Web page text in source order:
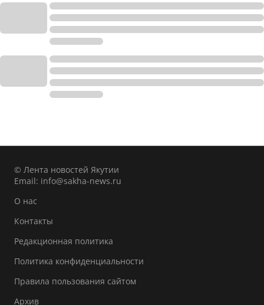
© Лента новостей Якутии
Email: info@sakha-news.ru
О нас
Контакты
Редакционная политика
Политика конфиденциальности
Правила пользования сайтом
Архив